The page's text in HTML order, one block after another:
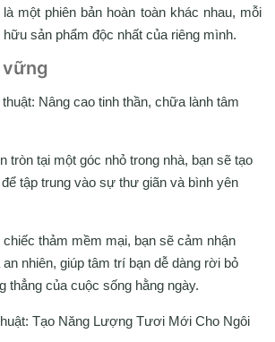
một phiên bản hoàn toàn khác nhau, mỗi
sản phẩm độc nhất của riêng mình.
vững
Nâng cao tinh thần, chữa lành tâm
tròn tại một góc nhỏ trong nhà, bạn sẽ tạo
tập trung vào sự thư giãn và bình yên
thảm mềm mại, bạn sẽ cảm nhận
nhiên, giúp tâm trí bạn dễ dàng rời bỏ
thẳng của cuộc sống hằng ngày.
Tạo Năng Lượng Tươi Mới Cho Ngôi